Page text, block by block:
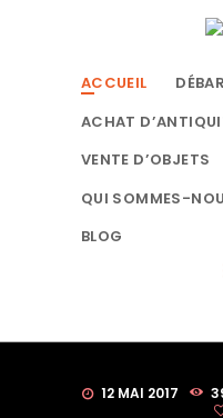
ACCUEIL
ACHAT
VENTE D’OBJETS
QUI SOMMES-
BLOG
12 MAI 2017
SPÉCIALISTES
ACHAT
BROCANTE